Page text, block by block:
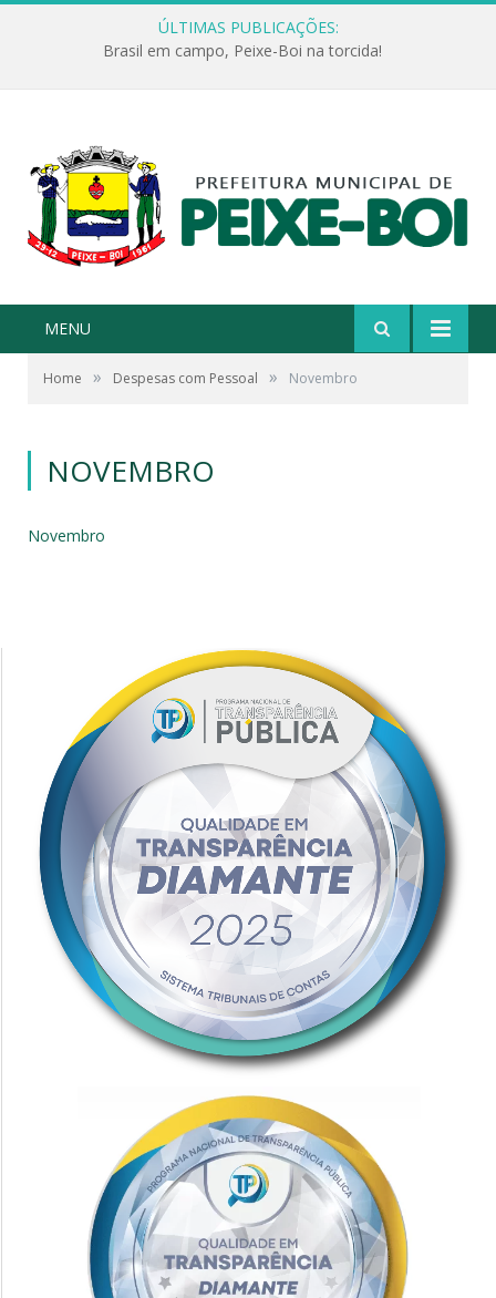
ÚLTIMAS PUBLICAÇÕES:
Brasil em campo, Peixe-Boi na torcida!
MENU
Home » Despesas com Pessoal » Novembro
NOVEMBRO
Novembro